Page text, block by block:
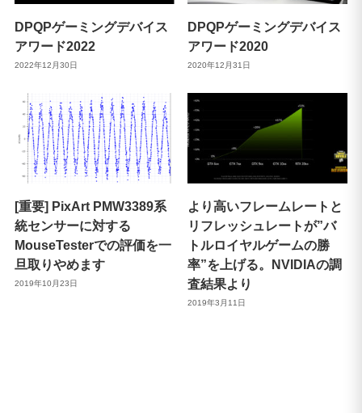
DPQPゲーミングデバイス
アワード2022
2022年12月30日
DPQPゲーミングデバイス
アワード2020
2020年12月31日
[重要] PixArt PMW3389系
統センサーに対する
MouseTesterでの評価を一
旦取りやめます
2019年10月23日
より高いフレームレートと
リフレッシュレートが”バ
トルロイヤルゲームの勝
率”を上げる。NVIDIAの調
査結果より
2019年3月11日